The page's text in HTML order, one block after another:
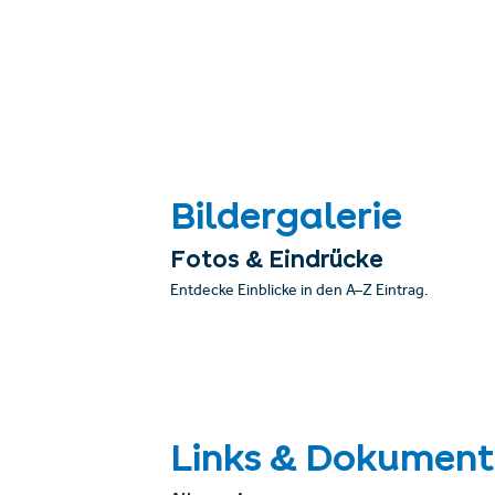
Bildergalerie
Fotos & Eindrücke
Entdecke Einblicke in den A–Z Eintrag.
Links &